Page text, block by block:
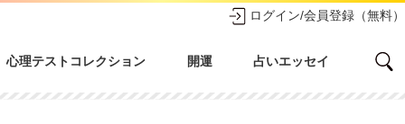
ログイン/会員登録（無料）
心理テストコレクション 開運 占いエッセイ